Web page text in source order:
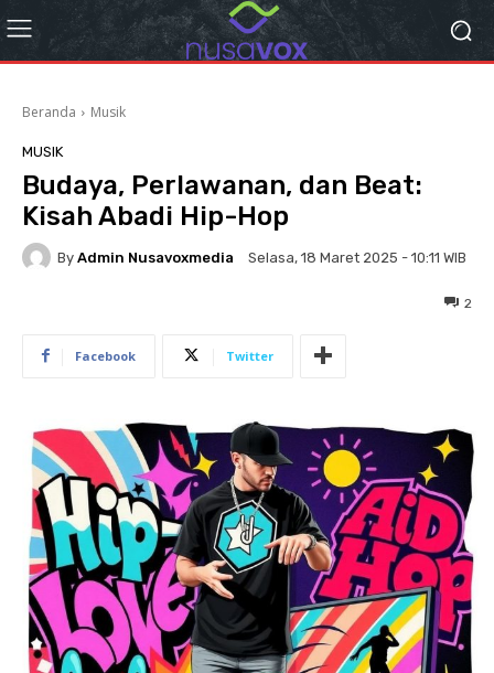
Beranda Musik
MUSIK
Budaya, Perlawanan, dan Beat:
Kisah Abadi Hip-Hop
By Admin Nusavoxmedia Selasa, 18 Maret 2025 - 10:11 WIB
2
Facebook Twitter